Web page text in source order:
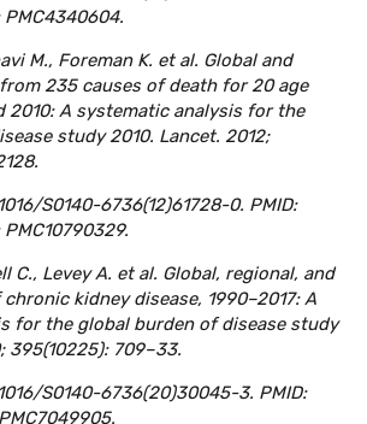
M., Foreman K. et al. Global and
235 causes of death for 20 age
2010: A systematic analysis for the
study 2010. Lancet. 2012;
S0140-6736(12)61728-0. PMID:
C., Levey A. et al. Global, regional, and
kidney disease, 1990–2017: A
for the global burden of disease study
395(10225): 709–33.
S0140-6736(20)30045-3. PMID: